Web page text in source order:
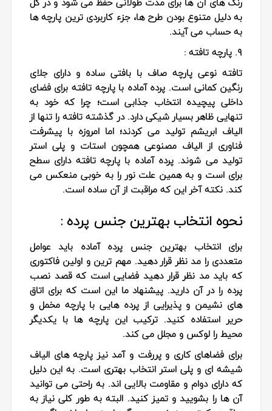
به دلیل متنوع بودن طرح ها، جزء کاربردی ترین پارچه ها
به حساب می آیند.
۹. پارچه تافته :
تافته نوعی پارچه صاف با بافتی ساده و دارای جلای
رنگین کمانی است. پرده آماده با پارچه تافته برای فضای
داخلی پیچیده انتخاب جذابی است؛ چرا که خود به
تنهایی ظاهر بسیار شیکی دارد. در گذشته تافته را تنها از
الیاف ابریشم تولید می کردند؛ اما امروزه با پیشرفت
فناوری از الیاف مصنوعی همچون استات و پلی استر
تولید می شوند. پرده آماده با پارچه تافته دارای سطح
برای است و به همین علت نور را به خوبی منعکس می
کند. نکته آخر این که مراقبت از آن ساده است.
نحوه انتخاب بهترین جنس پرده :
برای انتخاب بهترین جنس پرده آماده باید عوامل
متعددی را مد نظر قرار دهید. مهم ترین و اولین فاکتوری
که باید مد نظر قرار دهید فضایی است که قصد نصب
پرده را در آن دارید. پیشنهاد ما این است که برای اتاق
های نشیمن و پذیرایی از پرده هایی با پارچه مخمل و
حریر استفاده کنید. ترکیب این پارچه ها با یکدیگر
محیط را لوکس و مجلل می کند.
برای فضاهای کاری و پررفت و آمد نیز پارچه های الیاف
شیشه ای و پلی استر انتخاب بهتری است. به این دلیل
که دارای دوام و مقاومت بالایی اند. به راحتی می توانید
آن ها را بشویید و تمیز کنید. البته به طور کلی نیاز به